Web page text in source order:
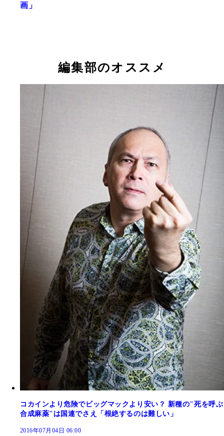
画」
編集部のオススメ
コカインより危険でビッグマックより安い？ 新種の"死を呼ぶ
合成麻薬"は国連でさえ「根絶するのは難しい」
2016年07月04日 06:00